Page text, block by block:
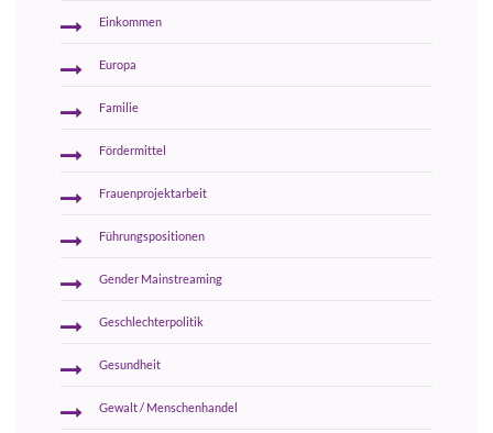
Einkommen
Europa
Familie
Fördermittel
Frauenprojektarbeit
Führungspositionen
Gender Mainstreaming
Geschlechterpolitik
Gesundheit
Gewalt / Menschenhandel